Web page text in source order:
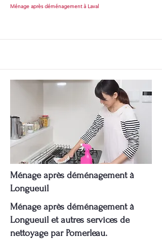
Ménage après déménagement à Laval
Ménage après déménagement à
Longueuil
Ménage après déménagement à
Longueuil et autres services de
nettoyage par Pomerleau.